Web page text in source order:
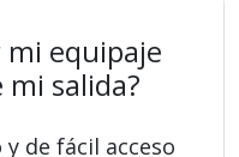
mi equipaje
mi salida?
de fácil acceso